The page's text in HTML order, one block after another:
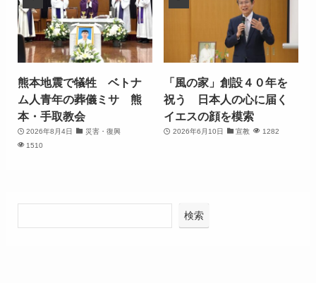
熊本地震で犠牲 ベトナ
ム人青年の葬儀ミサ 熊
本・手取教会
2026年8月4日
災害・復興
1510
「風の家」創設４０年を
祝う 日本人の心に届く
イエスの顔を模索
2026年6月10日 宣教 1282
検索